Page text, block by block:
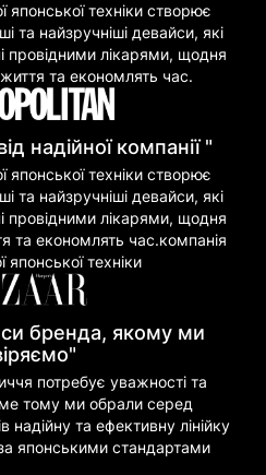
японської техніки створює
та найзручніші девайси, які
провідними лікарями, щодня
та економлять час.
надійної компанії "
японської техніки створює
та найзручніші девайси, які
провідними лікарями, щодня
та економлять час.компанія
японської техніки
бренда, якому ми
потребує уважності та
тому ми обрали серед
та ефективну лінійку
японськими стандартами